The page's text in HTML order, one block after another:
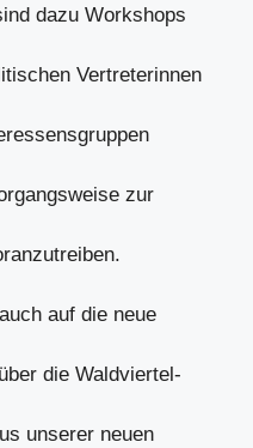
dazu Workshops
Vertreterinnen
zur
auf die neue
die Waldviertel-
unserer neuen